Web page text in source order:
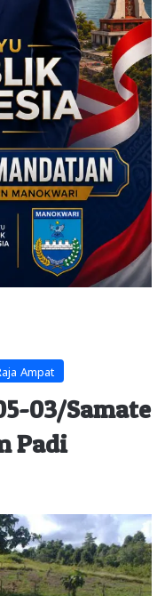
Ampat
03/Samate
Padi